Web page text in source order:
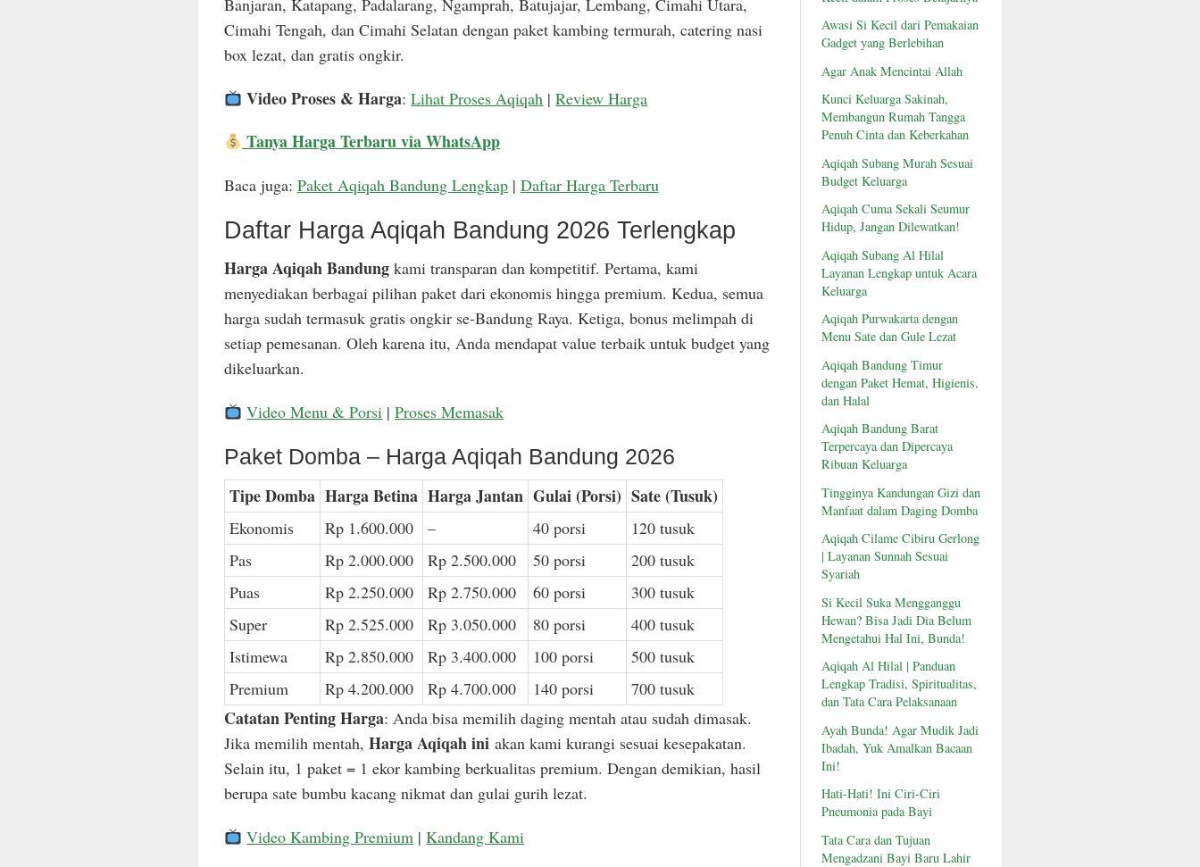
Banjaran, Katapang, Padalarang, Ngamprah, Batujajar, Lembang, Cimahi Utara,
Cimahi Tengah, dan Cimahi Selatan dengan paket kambing termurah, catering nasi
box lezat, dan gratis ongkir.
Video Proses & Harga:Lihat Proses Aqiqah |Review Harga
Tanya Harga Terbaru via WhatsApp
Baca juga: Paket Aqiqah Bandung Lengkap| Daftar Harga Terbaru
Daftar Harga Aqiqah Bandung 2026 Terlengkap
Harga Aqiqah Bandungkami transparan dan kompetitif. Pertama, kami
menyediakan berbagai pilihan paket dari ekonomis hingga premium. Kedua, semua
harga sudah termasuk gratis ongkir se-Bandung Raya. Ketiga, bonus melimpah di
setiap pemesanan. Oleh karena itu, Anda mendapat value terbaik untuk budget yang
dikeluarkan.
Video Menu & Porsi |Proses Memasak
Paket Domba – Harga Aqiqah Bandung 2026
Tipe Domba Harga Betina Harga Jantan Gulai (Porsi) Sate (Tusuk)
Ekonomis Rp 1.600.000 – 40 porsi
120 tusuk
Pas
Rp 2.000.000 Rp 2.500.000 50 porsi
200 tusuk
Puas
Rp 2.250.000 Rp 2.750.000 60 porsi
300 tusuk
Super
Rp 2.525.000 Rp 3.050.000 80 porsi
400 tusuk
Istimewa
Rp 2.850.000 Rp 3.400.000 100 porsi
500 tusuk
Premium
Rp 4.200.000 Rp 4.700.000 140 porsi 700 tusuk
Catatan Penting Harga: Anda bisa memilih daging mentah atau sudah dimasak.
Jika memilih mentah, Harga Aqiqah iniakan kami kurangi sesuai kesepakatan.
Selain itu, 1 paket = 1 ekor kambing berkualitas premium. Dengan demikian, hasil
berupa sate bumbu kacang nikmat dan gulai gurih lezat.
Video Kambing Premium |Kandang Kami
Awasi Si Kecil dari Pemakaian
Gadget yang Berlebihan
Agar Anak Mencintai Allah
Kunci Keluarga Sakinah,
Membangun Rumah Tangga
Penuh Cinta dan Keberkahan
Aqiqah Subang Murah Sesuai
Budget Keluarga
Aqiqah Cuma Sekali Seumur
Hidup, Jangan Dilewatkan!
Aqiqah Subang Al Hilal
Layanan Lengkap untuk Acara
Keluarga
Aqiqah Purwakarta dengan
Menu Sate dan Gule Lezat
Aqiqah Bandung Timur
dengan Paket Hemat, Higienis,
dan Halal
Aqiqah Bandung Barat
Terpercaya dan Dipercaya
Ribuan Keluarga
Tingginya Kandungan Gizi dan
Manfaat dalam Daging Domba
Aqiqah Cilame Cibiru Gerlong
| Layanan Sunnah Sesuai
Syariah
Si Kecil Suka Mengganggu
Hewan? Bisa Jadi Dia Belum
Mengetahui Hal Ini, Bunda!
Aqiqah Al Hilal | Panduan
Lengkap Tradisi, Spiritualitas,
dan Tata Cara Pelaksanaan
Ayah Bunda! Agar Mudik Jadi
Ibadah, Yuk Amalkan Bacaan
Ini!
Hati-Hati! Ini Ciri-Ciri
Pneumonia pada Bayi
Tata Cara dan Tujuan
Mengadzani Bayi Baru Lahir